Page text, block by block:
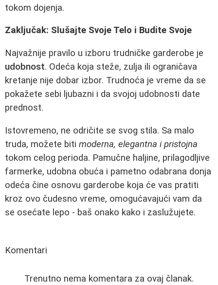
tokom dojenja.
Zaključak: Slušajte Svoje Telo i Budite Svoje
Najvažnije pravilo u izboru trudničke garderobe je
udobnost. Odeća koja steže, zulja ili ograničava
kretanje nije dobar izbor. Trudnoća je vreme da se
pokažete sebi ljubazni i da svojoj udobnosti date
prednost.
Istovremeno, ne odričite se svog stila. Sa malo
truda, možete biti moderna, elegantna i pristojna
tokom celog perioda. Pamučne haljine, prilagodljive
farmerke, udobna obuća i pametno odabrana donja
odeća čine osnovu garderobe koja će vas pratiti
kroz ovo čudesno vreme, omogućavajući vam da
se osećate lepo - baš onako kako i zaslužujete.
Komentari
Trenutno nema komentara za ovaj članak.